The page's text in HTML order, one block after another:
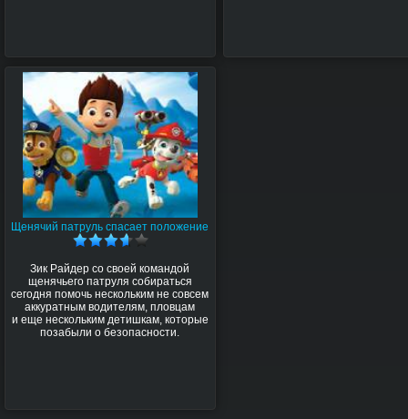
Щенячий патруль спасает положение
Зик Райдер со своей командой
щенячьего патруля собираться
сегодня помочь нескольким не совсем
аккуратным водителям, пловцам
и еще нескольким детишкам, которые
позабыли о безопасности.